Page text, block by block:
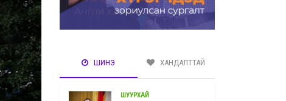
ШИНЭ ХАНДАЛТТАЙ
ШУУРХАЙ